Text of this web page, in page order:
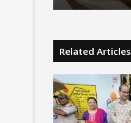
Related Articles